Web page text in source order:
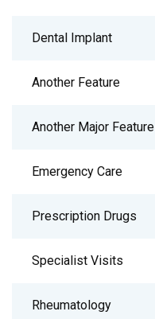
Dental Implant
Another Feature
Another Major Feature
Emergency Care
Prescription Drugs
Specialist Visits
Rheumatology